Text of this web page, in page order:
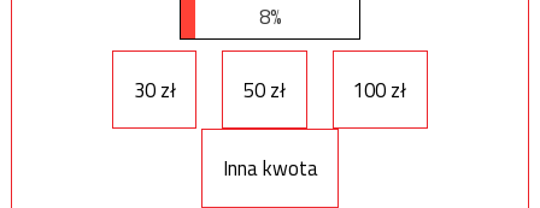
8%
30 zł 50 zł 100 zł
Inna kwota